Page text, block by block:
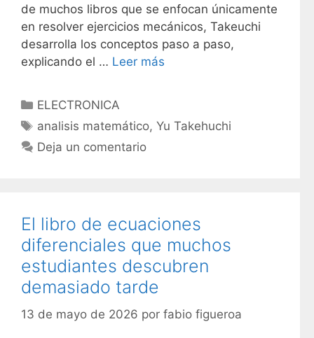
de muchos libros que se enfocan únicamente
en resolver ejercicios mecánicos, Takeuchi
desarrolla los conceptos paso a paso,
explicando el … Leer más
C
a
e
a
s
ELECTRONICA
E
t
a
s
analisis matemático,Yu Takehuchi
Deja un comentario
El libro de ecuaciones
diferenciales que muchos
estudiantes descubren
demasiado tarde
13 de mayo de 2026 por fabio figueroa